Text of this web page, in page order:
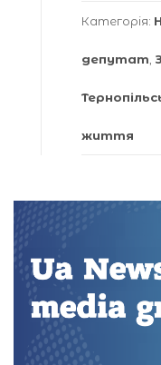
Категорія:
депутат
життя